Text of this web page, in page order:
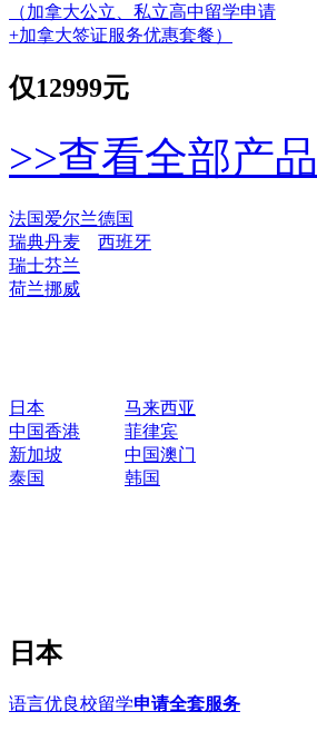
（加拿大公立、私立高中留学申请
+加拿大签证服务优惠套餐）
仅12999元
>>查看全部产品
法国爱尔兰德国
瑞典丹麦
西班牙
瑞士芬兰
荷兰挪威
日本
马来西亚
中国香港
菲律宾
新加坡
中国澳门
泰国
韩国
日本
语言优良校留学申请全套服务